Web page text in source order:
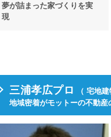
夢が詰まった家づくりを実
現
三浦孝広プロ
（ 宅地
地域密着がモットーの不動産